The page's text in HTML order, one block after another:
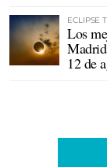
ECLIPSE
Los
12 de